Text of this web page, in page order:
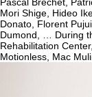
Mori Shige, Hideo
Donato, Florent
Dumond, … During
Rehabilitation
Motionless, Mac